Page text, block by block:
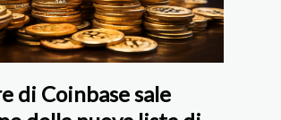
di Coinbase sale